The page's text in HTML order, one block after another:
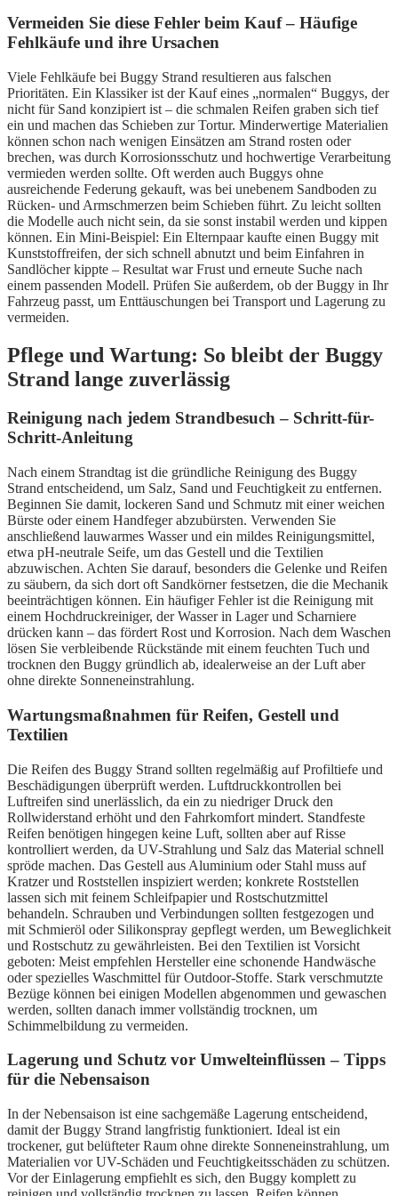
Vermeiden Sie diese Fehler beim Kauf – Häufige
Fehlkäufe und ihre Ursachen
Viele Fehlkäufe bei Buggy Strand resultieren aus falschen
Prioritäten. Ein Klassiker ist der Kauf eines „normalen“ Buggys, der
nicht für Sand konzipiert ist – die schmalen Reifen graben sich tief
ein und machen das Schieben zur Tortur. Minderwertige Materialien
können schon nach wenigen Einsätzen am Strand rosten oder
brechen, was durch Korrosionsschutz und hochwertige Verarbeitung
vermieden werden sollte. Oft werden auch Buggys ohne
ausreichende Federung gekauft, was bei unebenem Sandboden zu
Rücken- und Armschmerzen beim Schieben führt. Zu leicht sollten
die Modelle auch nicht sein, da sie sonst instabil werden und kippen
können. Ein Mini-Beispiel: Ein Elternpaar kaufte einen Buggy mit
Kunststoffreifen, der sich schnell abnutzt und beim Einfahren in
Sandlöcher kippte – Resultat war Frust und erneute Suche nach
einem passenden Modell. Prüfen Sie außerdem, ob der Buggy in Ihr
Fahrzeug passt, um Enttäuschungen bei Transport und Lagerung zu
vermeiden.
Pflege und Wartung: So bleibt der Buggy
Strand lange zuverlässig
Reinigung nach jedem Strandbesuch – Schritt-für-
Schritt-Anleitung
Nach einem Strandtag ist die gründliche Reinigung des Buggy
Strand entscheidend, um Salz, Sand und Feuchtigkeit zu entfernen.
Beginnen Sie damit, lockeren Sand und Schmutz mit einer weichen
Bürste oder einem Handfeger abzubürsten. Verwenden Sie
anschließend lauwarmes Wasser und ein mildes Reinigungsmittel,
etwa pH-neutrale Seife, um das Gestell und die Textilien
abzuwischen. Achten Sie darauf, besonders die Gelenke und Reifen
zu säubern, da sich dort oft Sandkörner festsetzen, die die Mechanik
beeinträchtigen können. Ein häufiger Fehler ist die Reinigung mit
einem Hochdruckreiniger, der Wasser in Lager und Scharniere
drücken kann – das fördert Rost und Korrosion. Nach dem Waschen
lösen Sie verbleibende Rückstände mit einem feuchten Tuch und
trocknen den Buggy gründlich ab, idealerweise an der Luft aber
ohne direkte Sonneneinstrahlung.
Wartungsmaßnahmen für Reifen, Gestell und
Textilien
Die Reifen des Buggy Strand sollten regelmäßig auf Profiltiefe und
Beschädigungen überprüft werden. Luftdruckkontrollen bei
Luftreifen sind unerlässlich, da ein zu niedriger Druck den
Rollwiderstand erhöht und den Fahrkomfort mindert. Standfeste
Reifen benötigen hingegen keine Luft, sollten aber auf Risse
kontrolliert werden, da UV-Strahlung und Salz das Material schnell
spröde machen. Das Gestell aus Aluminium oder Stahl muss auf
Kratzer und Roststellen inspiziert werden; konkrete Roststellen
lassen sich mit feinem Schleifpapier und Rostschutzmittel
behandeln. Schrauben und Verbindungen sollten festgezogen und
mit Schmieröl oder Silikonspray gepflegt werden, um Beweglichkeit
und Rostschutz zu gewährleisten. Bei den Textilien ist Vorsicht
geboten: Meist empfehlen Hersteller eine schonende Handwäsche
oder spezielles Waschmittel für Outdoor-Stoffe. Stark verschmutzte
Bezüge können bei einigen Modellen abgenommen und gewaschen
werden, sollten danach immer vollständig trocknen, um
Schimmelbildung zu vermeiden.
Lagerung und Schutz vor Umwelteinflüssen – Tipps
für die Nebensaison
In der Nebensaison ist eine sachgemäße Lagerung entscheidend,
damit der Buggy Strand langfristig funktioniert. Ideal ist ein
trockener, gut belüfteter Raum ohne direkte Sonneneinstrahlung, um
Materialien vor UV-Schäden und Feuchtigkeitsschäden zu schützen.
Vor der Einlagerung empfiehlt es sich, den Buggy komplett zu